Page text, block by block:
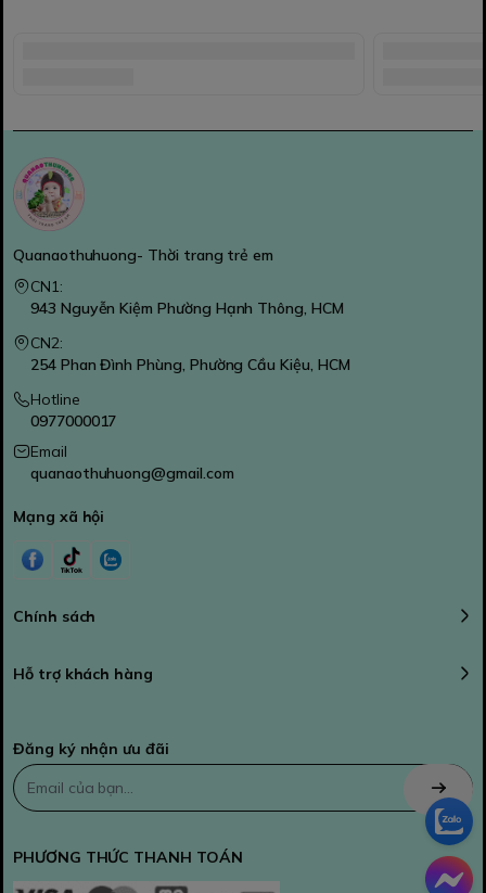
Quanaothuhuong- Thời trang trẻ em
CN1:
943 Nguyễn Kiệm Phường Hạnh Thông, HCM
CN2:
254 Phan Đình Phùng, Phường Cầu Kiệu, HCM
Hotline
0977000017
Email
quanaothuhuong@gmail.com
Mạng xã hội
Chính sách
Hỗ trợ khách hàng
Đăng ký nhận ưu đãi
PHƯƠNG THỨC THANH TOÁN